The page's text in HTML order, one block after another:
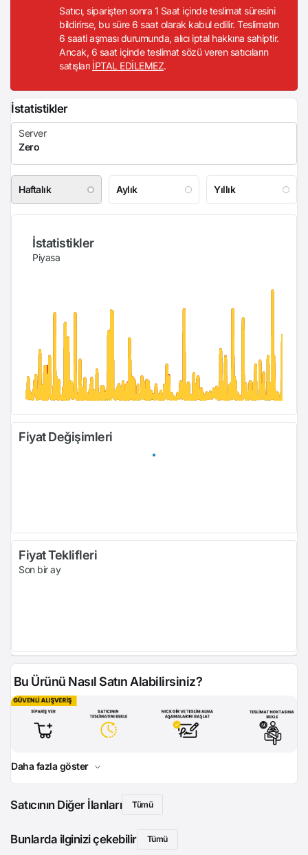
Satıcı, siparişten sonra 1 Saat içinde teslimat süresini
bildirirse, bu süre 6 saat olarak kabul edilir. Teslimatın
6 saati aşması durumunda, alıcı iptal hakkına sahiptir.
Ancak, 6 saat içinde teslimat sözü veren satıcıların
satışları İPTAL EDİLEMEZ.
İstatistikler
Haftalık Aylık Yıllık
İstatistikler
Piyasa
Fiyat Değişimleri
Fiyat Teklifleri
Son bir ay
Bu Ürünü Nasıl Satın Alabilirsiniz?
Daha fazla göster
Satıcının Diğer İlanları Tümü
Bunlarda ilginizi çekebilir Tümü